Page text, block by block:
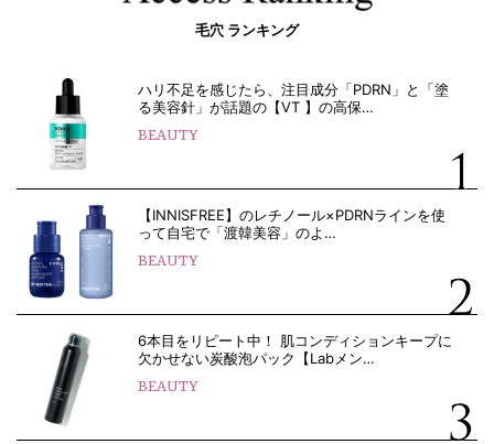
毛穴 ランキング
ハリ不足を感じたら、注目成分「PDRN」と「塗
る美容針」が話題の【VT 】の高保…
BEAUTY
【INNISFREE】のレチノール×PDRNラインを使
って自宅で「渡韓美容」のよ…
BEAUTY
6本目をリピート中！ 肌コンディションキープに
欠かせない炭酸泡パック【Labメン…
BEAUTY